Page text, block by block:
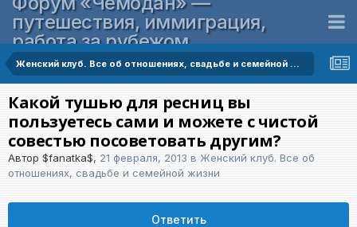
путешествия, иммиграция,
работа за рубежом
Женский клуб. Все об отношениях, свадьбе и семейной жизни
Какой тушью для ресниц вы
пользуетесь сами и можете с чистой
совестью посоветовать другим?
Автор $fanatka$, 21 февраля, 2013 в Женский клуб. Все об
отношениях, свадьбе и семейной жизни
Ответить